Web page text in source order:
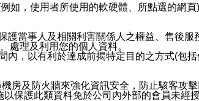
如，使用者所使用的軟硬體、所點選的網
當事人及相關利害關係人之權益、售後
處理及利用您的個人資料。
，以有利於達成前揭特定目的之方式(包括
房及防火牆來強化資訊安全，防止駭客攻擊
保護此類資料免於公司內外部的會員未經授